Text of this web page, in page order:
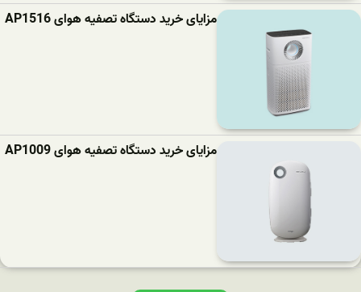
مزایای خرید دستگاه تصفیه هوای AP1516
مزایای خرید دستگاه تصفیه هوای AP1009